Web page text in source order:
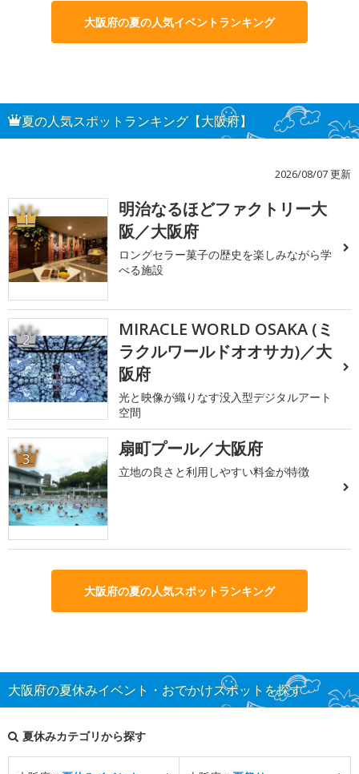
大阪府の夏の人気イベントランキング
夏の人気スポットランキング【大阪府】
2026/08/07 更新
1
明治なるほどファクトリー大
阪／大阪府
ロングセラー菓子の歴史を楽しみながら学
べる施設
2
MIRACLE WORLD OSAKA (ミ
ラクルワールドオオサカ)／大
阪府
光と映像が織りなす没入型デジタルアート
空間
3 扇町プール／大阪府
立地の良さと利用しやすい料金が特徴
大阪府の夏の人気スポットランキング
大阪府の夏休みイベント・おでかけスポットを探す
夏休みカテゴリから探す